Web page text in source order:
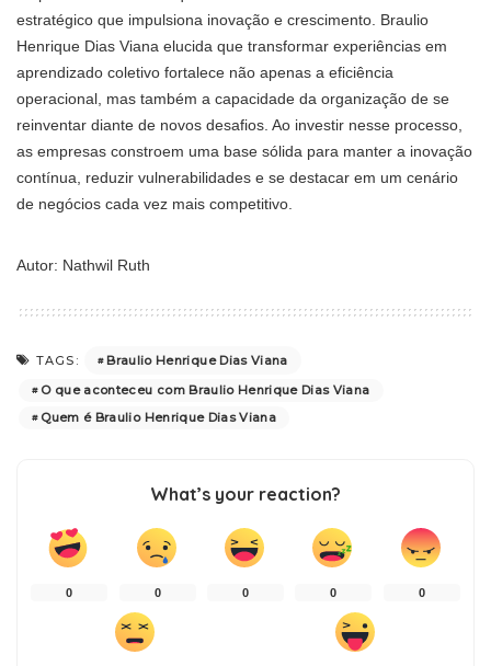
estratégico que impulsiona inovação e crescimento. Braulio
Henrique Dias Viana elucida que transformar experiências em
aprendizado coletivo fortalece não apenas a eficiência
operacional, mas também a capacidade da organização de se
reinventar diante de novos desafios. Ao investir nesse processo,
as empresas constroem uma base sólida para manter a inovação
contínua, reduzir vulnerabilidades e se destacar em um cenário
de negócios cada vez mais competitivo.
Autor: Nathwil Ruth
TAGS:
Braulio Henrique Dias Viana
O que aconteceu com Braulio Henrique Dias Viana
Quem é Braulio Henrique Dias Viana
What’s your reaction?
0 0 0 0 0